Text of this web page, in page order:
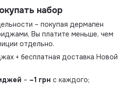
набор
– покупая дермапен
Вы платите меньше, чем
отдельно.
+ бесплатная доставка Новой
– –1 грн с каждого;